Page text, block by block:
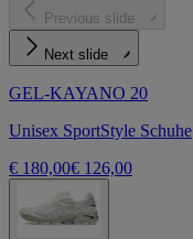
Previous slide
Next slide
GEL-KAYANO 20
Unisex SportStyle Schuhe
€ 180,00€ 126,00